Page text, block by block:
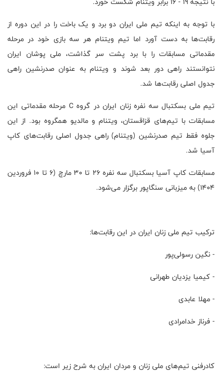
با توجه به اینکه تیم ملی ایران دو برد و یک باخت را در این دوره از
رقابت‌ها به دست آورد اما تیم ویتنام هر سه بازی خود در مرحله
مقدماتی مسابقات را با برد پشت سر گذاشت، ملی پوشان ایران
نتوانستند راهی دور بعد شوند و ویتنام به عنوان صدرنشین راهی
جدول اصلی رقابت‌ها شد.
تیم ملی بسکتبال سه نفره زنان ایران در گروه C مرحله مقدماتی این
مسابقات با تیم‌های قزاقستان، ویتنام و مالدیو همگروه بود. از این
جلوه فقط تیم صدرنشین (ویتنام) راهی جدول اصلی رقابت‌های کاپ
آسیا شد.
مسابقات کاپ آسیا بسکتبال سه نفره ۲۶ تا ۳۰ مارچ (۶ تا ۱۰ فروردین
۱۴۰۴) به میزبانی سنگاپور برگزار می‌شود.
ترکیب تیم ملی زنان ایران در این رقابت‌ها:
- نگین رسولی‌پور
- کیمیا یزدیان طهرانی
- مهلا عابدی
- فرناز خدامرادی
کادرفنی تیم‌های ملی زنان و مردان ایران به شرح زیر است: